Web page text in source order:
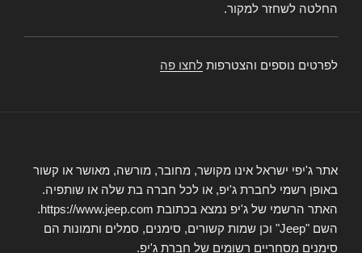
החלטה לשחזר למקור.
לפרטים נוספים והצטרפות לחצו פה
אתר ג'יפי ישראל אינו מקושר, מחובר, מורשה, מאושר או קשור
באופן רשמי לחברת ג'יפ, או לכל חברה בת שלה או שותפיה.
האתר הרשמי של ג'יפ נמצא בכתובת https://www.jeep.com.
השם "Jeep" וכן שמות קשורים, סימנים, סמלים ותמונות הם
סימנים מסחריים רשומים של חברת ג'יפ.